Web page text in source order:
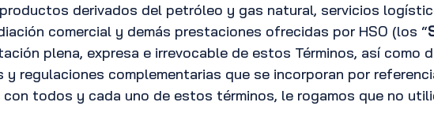
derivados del petróleo y gas natural, servicios
comercial y demás prestaciones ofrecidas por HSO (los “
plena, expresa e irrevocable de estos Términos, así como
y regulaciones complementarias que se incorporan por
todos y cada uno de estos términos, le rogamos que no